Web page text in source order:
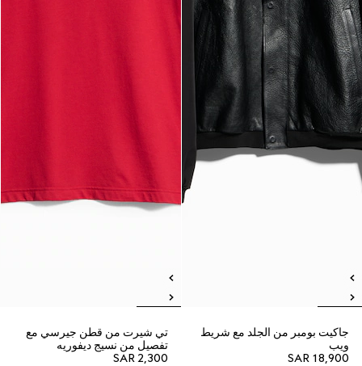
جاكيت بومبر من الجلد مع شريط
ويب
SAR 18,900
تي شيرت من قطن جيرسي مع
تفصيل من نسيج ديفوريه
SAR 2,300